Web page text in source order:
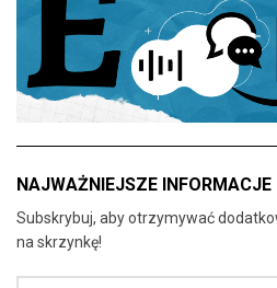
NAJWAŻNIEJSZE INFORMACJE
Subskrybuj, aby otrzymywać
na skrzynkę!